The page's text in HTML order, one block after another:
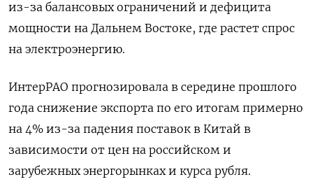
из-за балансовых ограничений и дефицита
мощности на Дальнем Востоке, где растет спрос
на электроэнергию.
ИнтерРАО прогнозировала в ​середине прошлого
⁠года снижение экспорта по его итогам примерно
на 4% ‌из-за падения поставок ‌в Китай в
зависимости от цен на ​российском и
зарубежных энергорынках и курса ‌рубля.